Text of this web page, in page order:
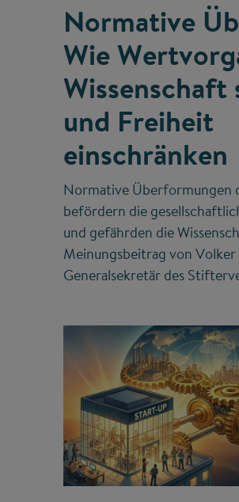
Normative
Wie
Wissenschaft
und Freiheit
einschränken
Normative Überformungen
befördern die
und gefährden die
Meinungsbeitrag von
Generalsekretär des